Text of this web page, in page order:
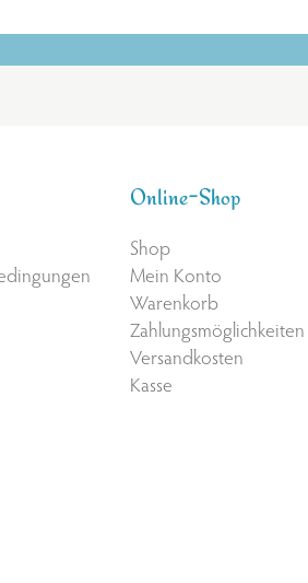
Online-Shop
Shop
Mein Konto
Warenkorb
Zahlungsmöglichkeiten
Versandkosten
Kasse